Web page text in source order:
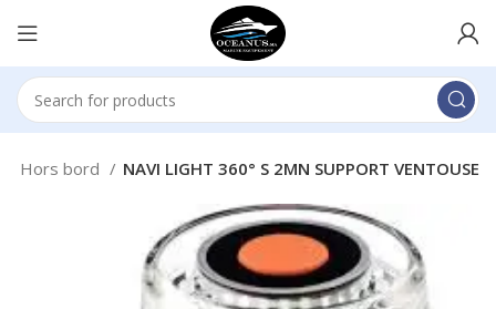
Hors bord NAVI LIGHT 360° S 2MN SUPPORT VENTOUSE